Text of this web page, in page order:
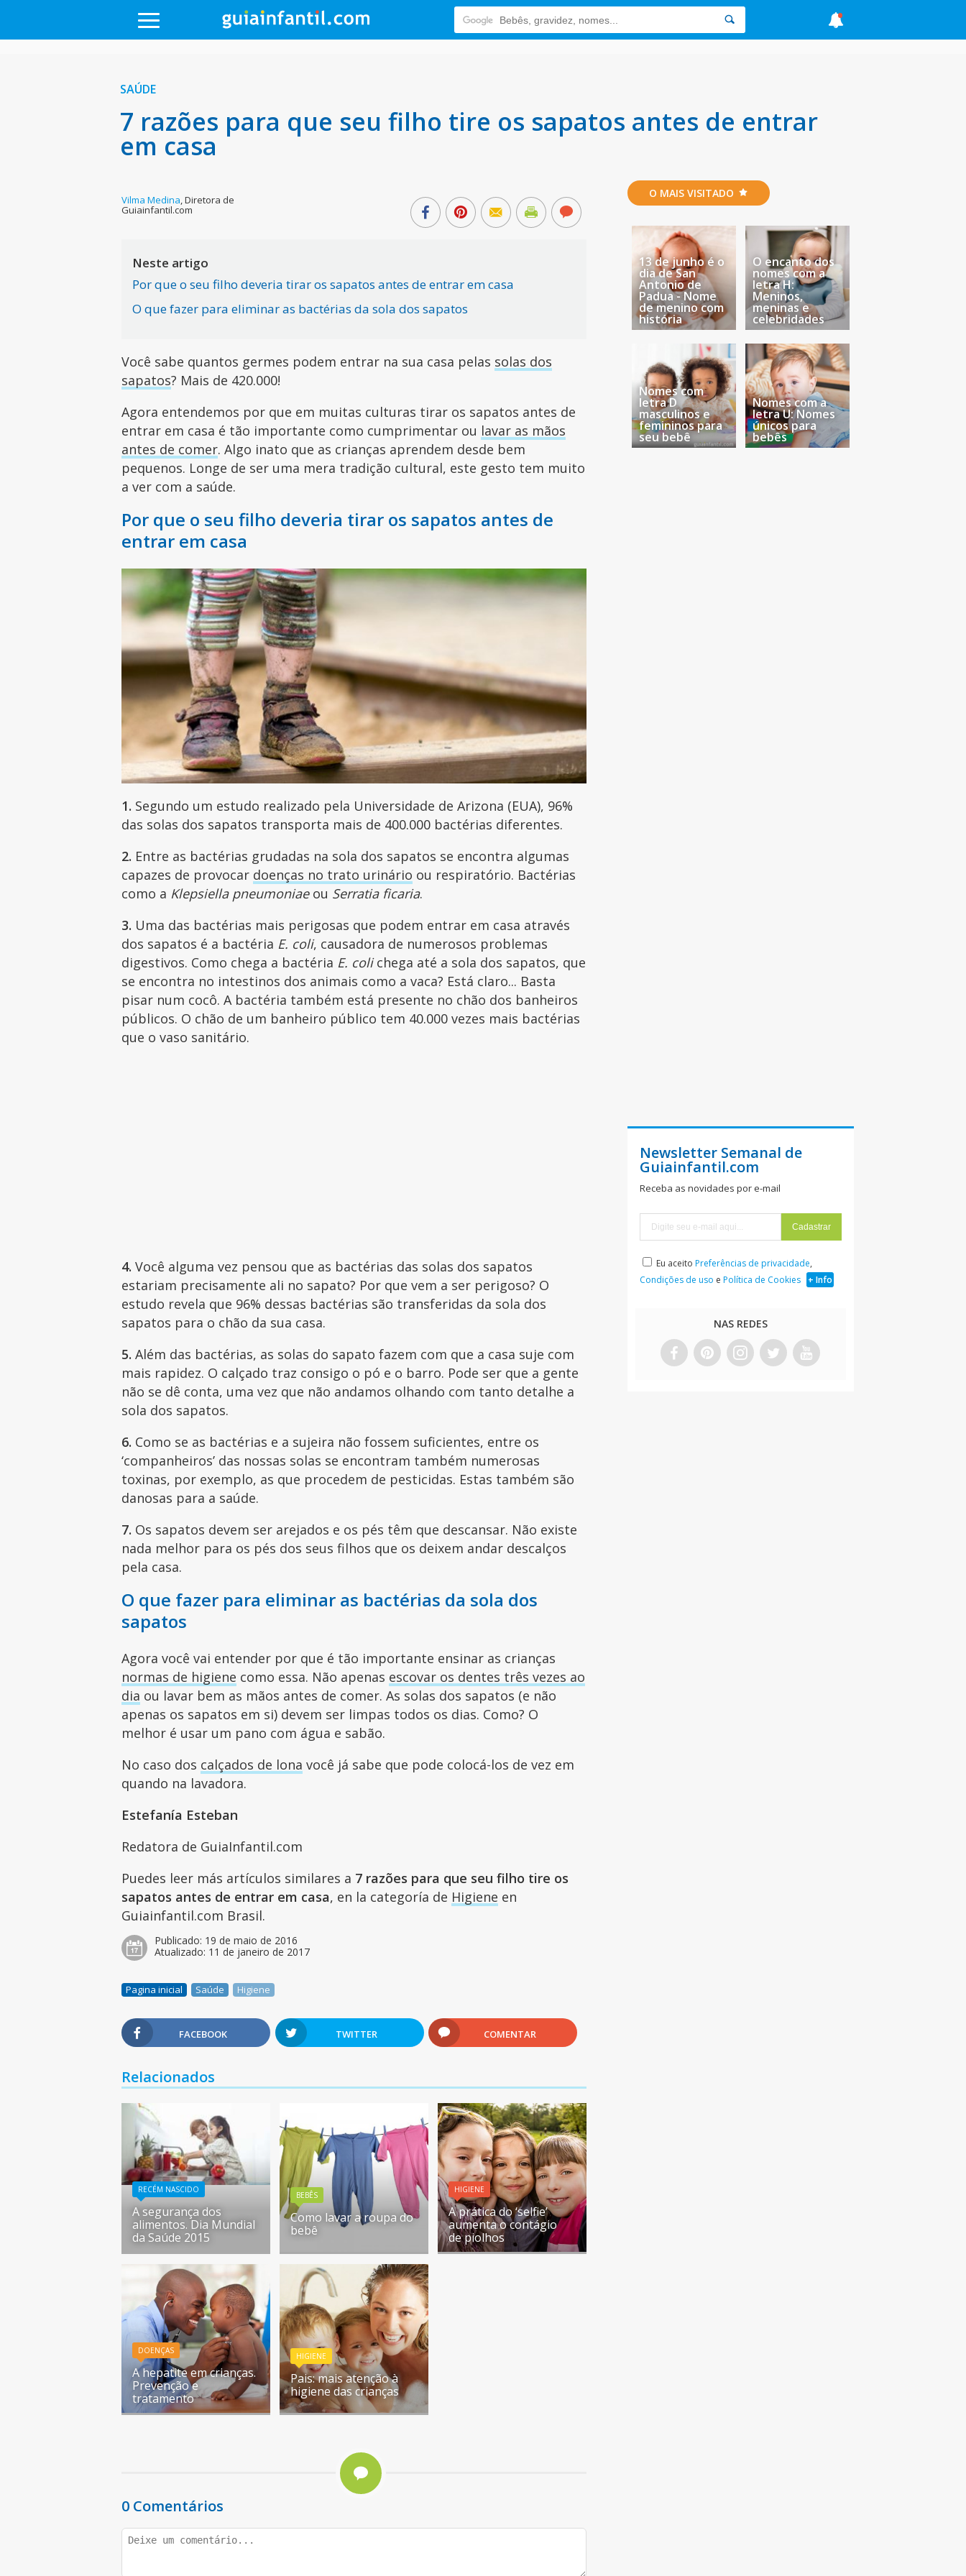
SAÚDE
7 razões para que seu filho tire os sapatos antes de entrar
em casa
Vilma Medina,Diretora de
Guiainfantil.com
Neste artigo
Por que o seu filho deveria tirar os sapatos antes de entrar em casa
O que fazer para eliminar as bactérias da sola dos sapatos
Você sabe quantos germes podem entrar na sua casa pelas solas dos
sapatos? Mais de 420.000!
Agora entendemos por que em muitas culturas tirar os sapatos antes de
entrar em casa é tão importante como cumprimentar ou lavar as mãos
antes de comer. Algo inato que as crianças aprendem desde bem
pequenos. Longe de ser uma mera tradição cultural, este gesto tem muito
a ver com a saúde.
Por que o seu filho deveria tirar os sapatos antes de
entrar em casa
1. Segundo um estudo realizado pela Universidade de Arizona (EUA), 96%
das solas dos sapatos transporta mais de 400.000 bactérias diferentes.
2. Entre as bactérias grudadas na sola dos sapatos se encontra algumas
capazes de provocar doenças no trato urinário ou respiratório. Bactérias
como a Klepsiella pneumoniaeou Serratia ficaria.
3. Uma das bactérias mais perigosas que podem entrar em casa através
dos sapatos é a bactéria E. coli, causadora de numerosos problemas
digestivos. Como chega a bactéria E. colichega até a sola dos sapatos, que
se encontra no intestinos dos animais como a vaca? Está claro... Basta
pisar num cocô. A bactéria também está presente no chão dos banheiros
públicos. O chão de um banheiro público tem 40.000 vezes mais bactérias
que o vaso sanitário.
4. Você alguma vez pensou que as bactérias das solas dos sapatos
estariam precisamente ali no sapato? Por que vem a ser perigoso? O
estudo revela que 96% dessas bactérias são transferidas da sola dos
sapatos para o chão da sua casa.
5. Além das bactérias, as solas do sapato fazem com que a casa suje com
mais rapidez. O calçado traz consigo o pó e o barro. Pode ser que a gente
não se dê conta, uma vez que não andamos olhando com tanto detalhe a
sola dos sapatos.
6. Como se as bactérias e a sujeira não fossem suficientes, entre os
‘companheiros’ das nossas solas se encontram também numerosas
toxinas, por exemplo, as que procedem de pesticidas. Estas também são
danosas para a saúde.
7. Os sapatos devem ser arejados e os pés têm que descansar. Não existe
nada melhor para os pés dos seus filhos que os deixem andar descalços
pela casa.
O que fazer para eliminar as bactérias da sola dos
sapatos
Agora você vai entender por que é tão importante ensinar as crianças
normas de higiene como essa. Não apenas escovar os dentes três vezes ao
dia ou lavar bem as mãos antes de comer. As solas dos sapatos (e não
apenas os sapatos em si) devem ser limpas todos os dias. Como? O
melhor é usar um pano com água e sabão.
No caso dos calçados de lona você já sabe que pode colocá-los de vez em
quando na lavadora.
Estefanía Esteban
Redatora de GuiaInfantil.com
Puedes leer más artículos similares a 7 razões para que seu filho tire os
sapatos antes de entrar em casa, en la categoría de Higiene en
Guiainfantil.com Brasil.
Publicado: 19 de maio de 2016
Atualizado: 11 de janeiro de 2017
Pagina inicial Saúde Higiene
FACEBOOK TWITTER COMENTAR
Relacionados
RECÉM NASCIDO
A segurança dos
alimentos. Dia Mundial
da Saúde 2015
BEBÊS
Como lavar a roupa do
bebê
HIGIENE
A prática do ‘selfie’
aumenta o contágio
de piolhos
DOENÇAS
A hepatite em crianças.
Prevenção e
tratamento
HIGIENE
Pais: mais atenção à
higiene das crianças
0 Comentários
O MAIS VISITADO
13 de junho é o
dia de San
Antonio de
Padua - Nome
de menino com
história
O encanto dos
nomes com a
letra H:
Meninos,
meninas e
celebridades
Nomes com
letra D
masculinos e
femininos para
seu bebê
Nomes com a
letra U: Nomes
únicos para
bebês
Newsletter Semanal de
Guiainfantil.com
Receba as novidades por e-mail
Eu aceito Preferências de privacidade,
Condições de uso e Política de Cookies + Info
NAS REDES